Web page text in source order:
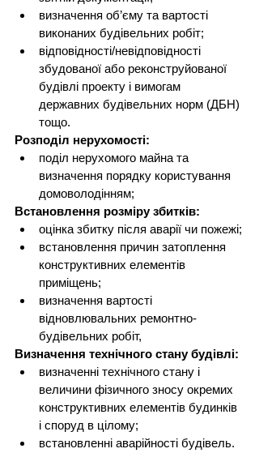
визначення об’єму та вартості
виконаних будівельних робіт;
відповідності/невідповідності
збудованої або реконструйованої
будівлі проекту і вимогам
державних будівельних норм (ДБН)
тощо.
Розподіл нерухомості:
поділ нерухомого майна та
визначення порядку користування
домоволодінням;
Встановлення розміру збитків:
оцінка збитку після аварії чи пожежі;
встановлення причин затоплення
конструктивних елементів
приміщень;
визначення вартості
відновлювальних ремонтно-
будівельних робіт,
Визначення технічного стану будівлі:
визначенні технічного стану і
величини фізичного зносу окремих
конструктивних елементів будинків
і споруд в цілому;
встановленні аварійності будівель.